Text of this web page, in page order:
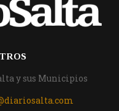
y sus Municipios